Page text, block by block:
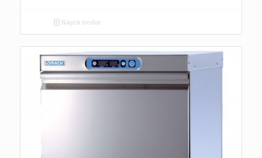
Näytä tiedot